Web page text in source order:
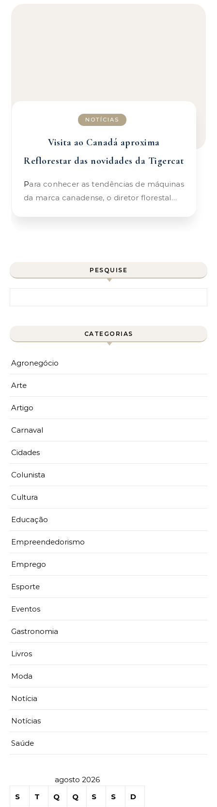
NOTÍCIAS
Visita ao Canadá aproxima
Reflorestar das novidades da Tigercat
Para conhecer as tendências de máquinas
da marca canadense, o diretor florestal…
PESQUISE
CATEGORIAS
Agronegócio
Arte
Artigo
Carnaval
Cidades
Colunista
Cultura
Educação
Empreendedorismo
Emprego
Esporte
Eventos
Gastronomia
Livros
Moda
Notícia
Notícias
Saúde
agosto 2026
S
T Q Q S S D